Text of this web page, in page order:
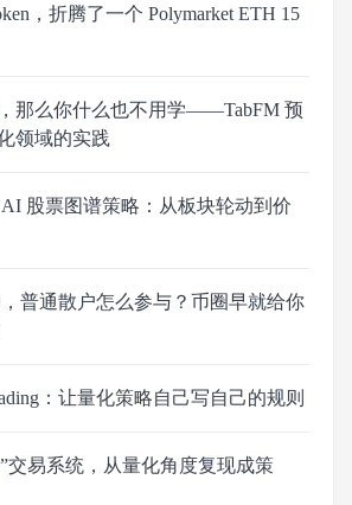
，折腾了一个 Polymarket ETH 15
那么你什么也不用学——TabFM 预
领域的实践
股票图谱策略：从板块轮动到价
，普通散户怎么参与？币圈早就给你
：让量化策略自己写自己的规则
交易系统，从量化角度复现成策